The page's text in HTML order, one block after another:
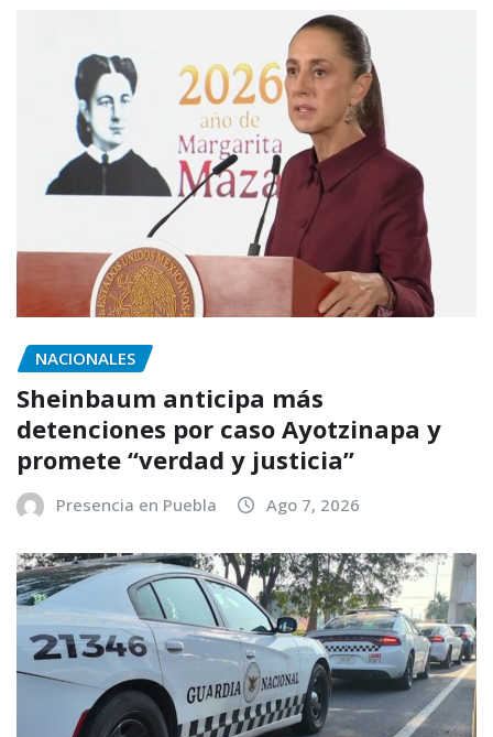
NACIONALES
Sheinbaum anticipa más
detenciones por caso Ayotzinapa y
promete “verdad y justicia”
Presencia en Puebla Ago 7, 2026